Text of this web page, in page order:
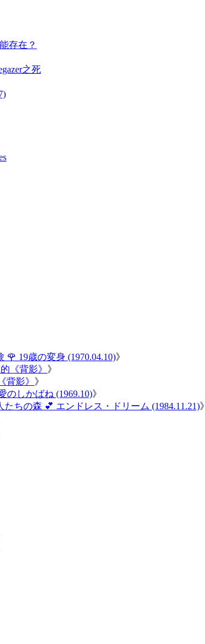
存在？
之死
🌹 19歳の変身 (1970.04.10)》
《背影》 》
背影》 》
のしかばね (1969.10)》
たちの森 💕 エンドレス・ドリーム (1984.11.21)》